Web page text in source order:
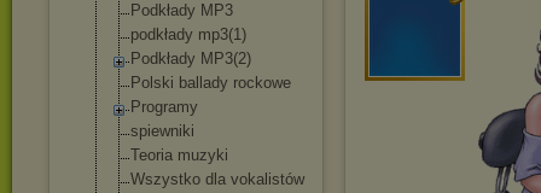
Podkłady MP3
podkłady mp3(1)
Podkłady MP3(2)
Polski ballady rockowe
Programy
spiewniki
Teoria muzyki
Wszystko dla vokalistów